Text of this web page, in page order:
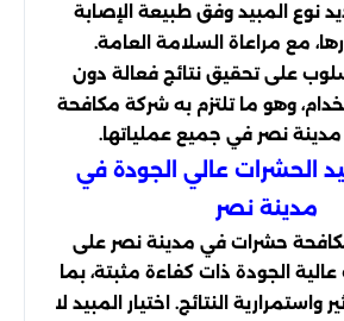
نوع المبيد وفق طبيعة الإصابة
مع مراعاة السلامة العامة.
على تحقيق نتائج فعالة دون
وهو ما تلتزم به شركة مكافحة
نصر في جميع عملياتها.
الحشرات عالي الجودة في
مدينة نصر
حشرات في مدينة نصر على
الجودة ذات كفاءة مثبتة، بما
النتائج. اختيار المبيد لا